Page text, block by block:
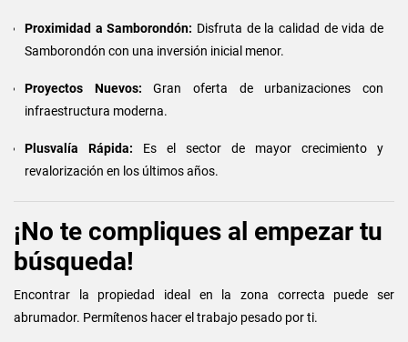
Proximidad a Samborondón: Disfruta de la calidad de vida de
Samborondón con una inversión inicial menor.
Proyectos Nuevos: Gran oferta de urbanizaciones con
infraestructura moderna.
Plusvalía Rápida: Es el sector de mayor crecimiento y
revalorización en los últimos años.
¡No te compliques al empezar tu
búsqueda!
Encontrar la propiedad ideal en la zona correcta puede ser
abrumador. Permítenos hacer el trabajo pesado por ti.